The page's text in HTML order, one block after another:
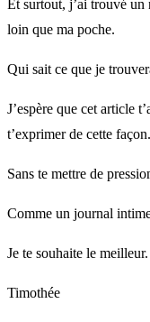
Et surtout, j’ai trouvé un
loin que ma poche.
Qui sait ce que je
J’espère que cet article
t’exprimer de cette façon.
Sans te mettre de
Comme un journal
Je te souhaite le meilleur.
Timothée